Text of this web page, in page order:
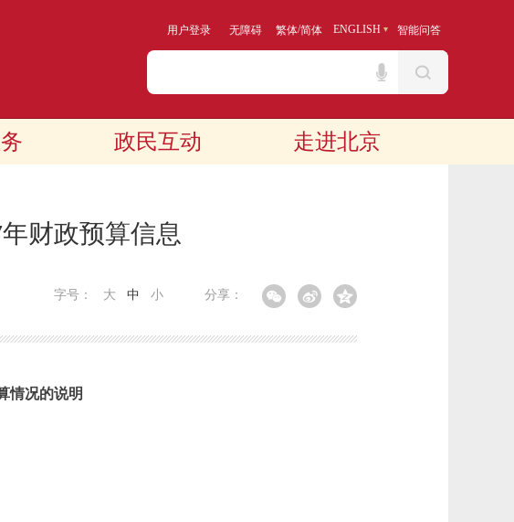
用户登录 无障碍 繁体/简体 ENGLISH 智能问答
政民互动 走进北京
财政预算信息
分享：
字号： 大 中 小
情况的说明